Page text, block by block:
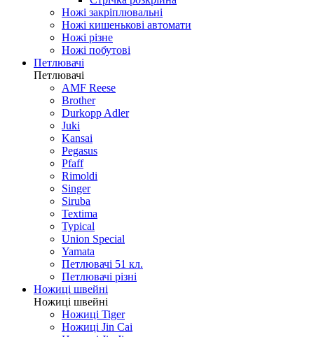
Ножі закріплювальні
Ножі кишенькові автомати
Ножі різне
Ножі побутові
Петлювачі
Петлювачі
AMF Reese
Brother
Durkopp Adler
Juki
Kansai
Pegasus
Pfaff
Rimoldi
Singer
Siruba
Textima
Typical
Union Special
Yamata
Петлювачі 51 кл.
Петлювачі різні
Ножиці швейні
Ножиці швейні
Ножиці Tiger
Ножиці Jin Cai